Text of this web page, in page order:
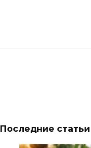
Последние статьи